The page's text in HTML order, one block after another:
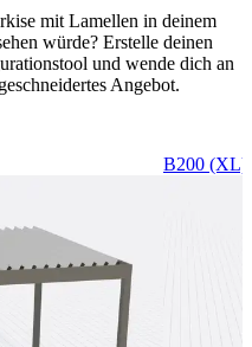
mit Lamellen in deinem
würde? Erstelle deinen
und wende dich an
Angebot.
B200 (XL)